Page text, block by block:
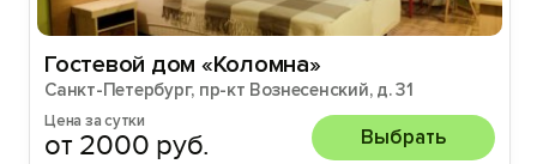
Гостевой дом «Коломна»
Санкт-Петербург, пр-кт Вознесенский, д. 31
Цена за сутки
от 2000 руб. Выбрать